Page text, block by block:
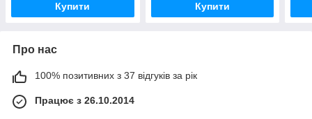
Купити Купити
Про нас
100% позитивних з 37 відгуків за рік
Працює з 26.10.2014